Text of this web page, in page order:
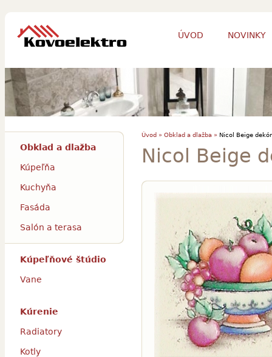
ÚVOD NOVINKY
Úvod » Obklad a dlažba »Nicol Beige
Nicol Beige
Obklad a dlažba
Kúpeľňa
Kuchyňa
Fasáda
Salón a terasa
Kúpeľňové štúdio
Vane
Kúrenie
Radiatory
Kotly